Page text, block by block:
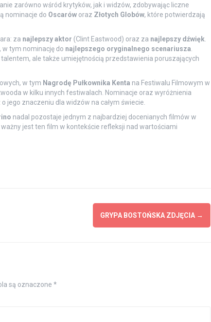
zarówno wśród krytyków, jak i widzów, zdobywając liczne
nominacje do Oscaróworaz Złotych Globów, które potwierdzają
za najlepszy aktor (Clint Eastwood) oraz za najlepszy dźwięk.
w tym nominację do najlepszego oryginalnego scenariusza
talentem, ale także umiejętnością przedstawienia poruszających
w tym Nagrodę Pułkownika Kenta na Festiwalu Filmowym w
w kilku innych festiwalach. Nominacje oraz wyróżnienia
jego znaczeniu dla widzów na całym świecie.
nadal pozostaje jednym z najbardziej docenianych filmów w
jest ten film w kontekście refleksji nad wartościami
GRYPA BOSTOŃSKA ZDJĘCIA →
są oznaczone *